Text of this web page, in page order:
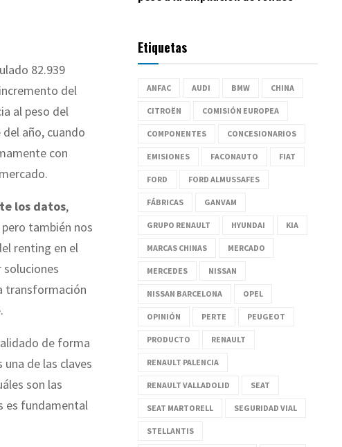
82.939
del
al peso del
año, cuando
con
los datos,
también nos
renting en el
transformación
de forma
de las claves
son las
es fundamental
Etiquetas
ANFAC AUDI BMW CHINA
CITROËN COMISIÓN EUROPEA
COMPONENTES CONCESIONARIOS
EMISIONES FACONAUTO FIAT
FORD FORD ALMUSSAFES
FÁBRICAS GANVAM
GRUPO RENAULT HYUNDAI KIA
MARCAS CHINAS MERCADO
MERCEDES NISSAN
NISSAN BARCELONA OPEL
OPINIÓN PERTE PEUGEOT
PRODUCTO RENAULT
RENAULT PALENCIA
RENAULT VALLADOLID SEAT
SEAT MARTORELL SEGURIDAD VIAL
STELLANTIS